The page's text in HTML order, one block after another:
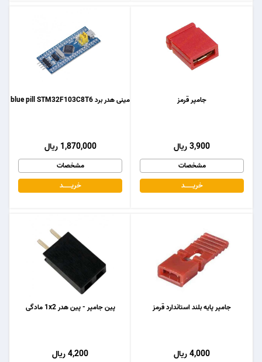
مینی هدر برد blue pill STM32F103C8T6
1,870,000 ریال
مشخصات
خریـــــــد
جامپر قرمز
3,900 ریال
مشخصات
خریـــــــد
پین جامپر - پین هدر 1x2 مادگی
4,200 ریال
جامپر پایه بلند استاندارد قرمز
4,000 ریال